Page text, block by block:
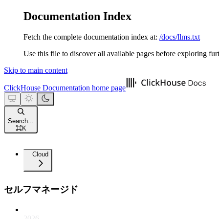
Documentation Index
Fetch the complete documentation index at: /docs/llms.txt
Use this file to discover all available pages before exploring
Skip to main content
ClickHouse Documentation home page
Search...
⌘K
Cloud
セルフマネージド